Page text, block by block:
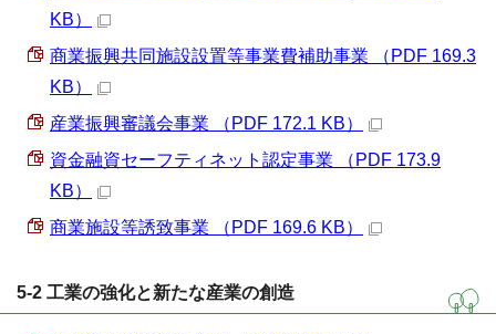
KB）
商業振興共同施設設置等事業費補助事業 （PDF 169.3
KB）
産業振興審議会事業 （PDF 172.1 KB）
資金融資セーフティネット認定事業 （PDF 173.9
KB）
商業施設等誘致事業 （PDF 169.6 KB）
5-2 工業の強化と新たな産業の創造